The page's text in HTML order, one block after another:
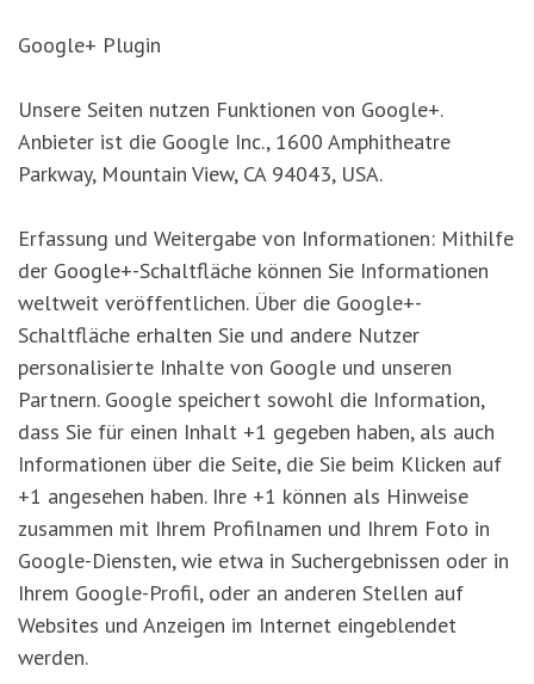
Google+ Plugin
Unsere Seiten nutzen Funktionen von Google+.
Anbieter ist die Google Inc., 1600 Amphitheatre
Parkway, Mountain View, CA 94043, USA.
Erfassung und Weitergabe von Informationen: Mithilfe
der Google+-Schaltfläche können Sie Informationen
weltweit veröffentlichen. Über die Google+-
Schaltfläche erhalten Sie und andere Nutzer
personalisierte Inhalte von Google und unseren
Partnern. Google speichert sowohl die Information,
dass Sie für einen Inhalt +1 gegeben haben, als auch
Informationen über die Seite, die Sie beim Klicken auf
+1 angesehen haben. Ihre +1 können als Hinweise
zusammen mit Ihrem Profilnamen und Ihrem Foto in
Google-Diensten, wie etwa in Suchergebnissen oder in
Ihrem Google-Profil, oder an anderen Stellen auf
Websites und Anzeigen im Internet eingeblendet
werden.